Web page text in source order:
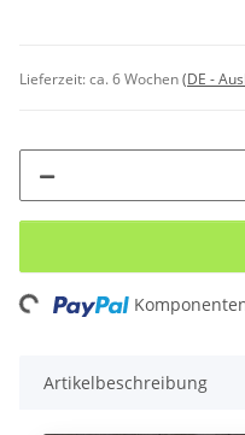
Lieferzeit:ca. 6 Wochen(DE -
Loading...
Artikelbeschreibung